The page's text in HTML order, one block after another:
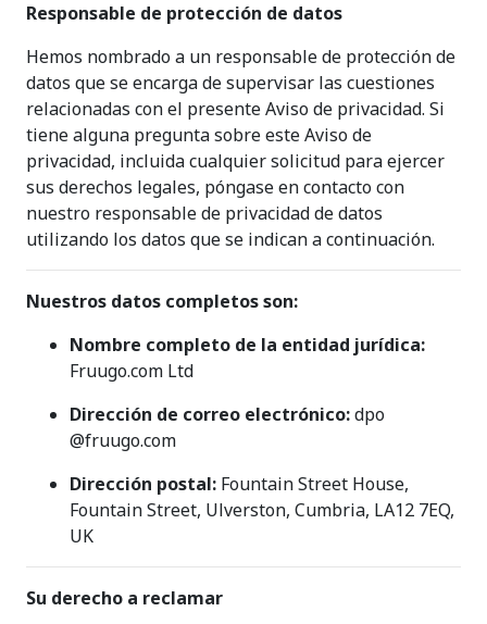
Responsable de protección de datos
Hemos nombrado a un responsable de protección de
datos que se encarga de supervisar las cuestiones
relacionadas con el presente Aviso de privacidad. Si
tiene alguna pregunta sobre este Aviso de
privacidad, incluida cualquier solicitud para ejercer
sus derechos legales, póngase en contacto con
nuestro responsable de privacidad de datos
utilizando los datos que se indican a continuación.
Nuestros datos completos son:
Nombre completo de la entidad jurídica:
Fruugo.com Ltd
Dirección de correo electrónico:dpo
@fruugo.com
Dirección postal: Fountain Street House,
Fountain Street, Ulverston, Cumbria, LA12 7EQ,
UK
Su derecho a reclamar